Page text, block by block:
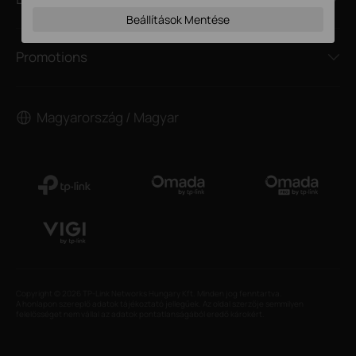
Promotions
Magyarország / Magyar
Beállítások Mentése